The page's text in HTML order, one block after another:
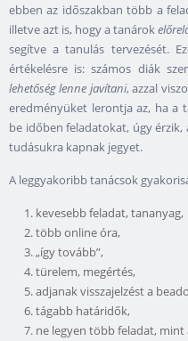
ebben az időszakban több a
illetve azt is, hogy a tanárok
segítve a tanulás tervezését.
értékelésre is: számos diák
lehetőség lenne javítani, azzal
eredményüket lerontja az, ha a
be időben feladatokat, úgy
tudásukra kapnak jegyet.
A leggyakoribb tanácsok
kevesebb feladat, tananyag,
több online óra,
„így tovább”,
türelem, megértés,
adjanak visszajelzést a
tágabb határidők,
ne legyen több feladat, mint